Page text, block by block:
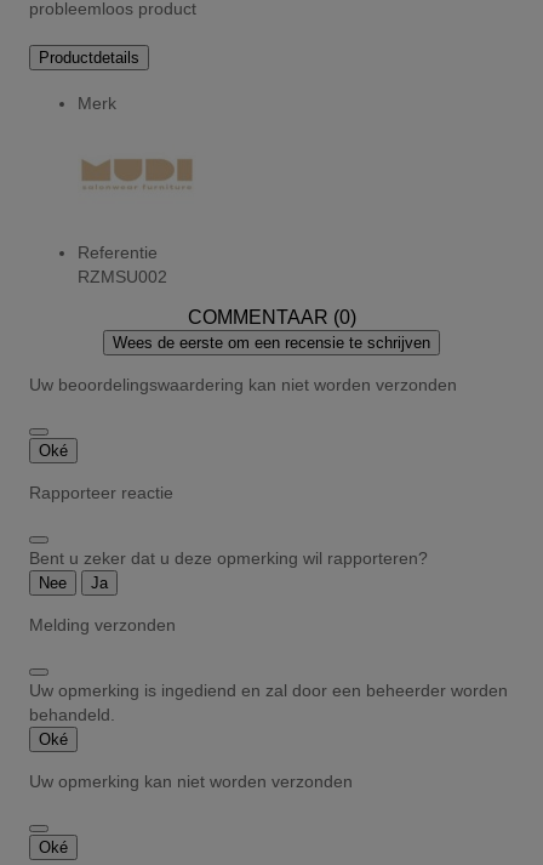
probleemloos product
Productdetails
Merk
Referentie
RZMSU002
COMMENTAAR (0)
Wees de eerste om een recensie te schrijven
Uw beoordelingswaardering kan niet worden verzonden
Oké
Rapporteer reactie
Bent u zeker dat u deze opmerking wil rapporteren?
Nee Ja
Melding verzonden
Uw opmerking is ingediend en zal door een beheerder worden
behandeld.
Oké
Uw opmerking kan niet worden verzonden
Oké